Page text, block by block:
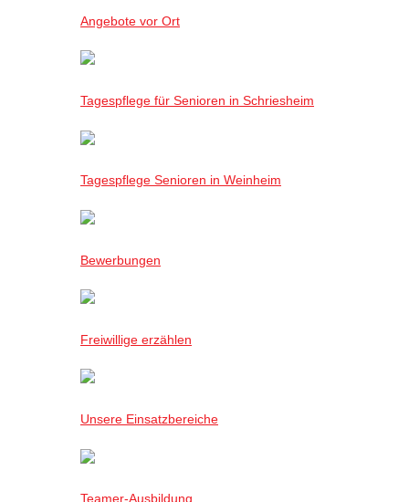
Angebote vor Ort
Tagespflege für Senioren in Schriesheim
Tagespflege Senioren in Weinheim
Bewerbungen
Freiwillige erzählen
Unsere Einsatzbereiche
Teamer-Ausbildung